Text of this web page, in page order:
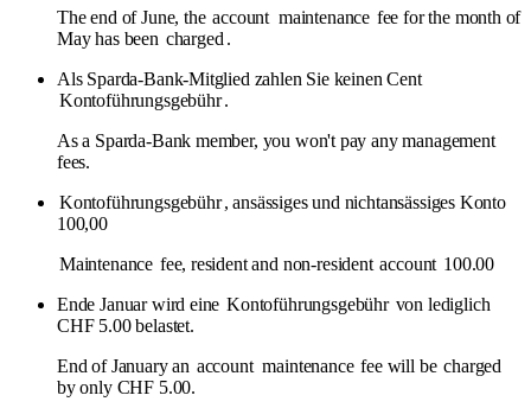
The end of June, the account maintenance fee for the month of
May has been charged .
Als Sparda-Bank-Mitglied zahlen Sie keinen Cent
Kontoführungsgebühr.
As a Sparda-Bank member, you won't pay any management
fees.
Kontoführungsgebühr, ansässiges und nichtansässiges Konto
100,00
Maintenance fee, resident and non-resident account 100.00
Ende Januar wird eine Kontoführungsgebühr von lediglich
CHF 5.00 belastet.
End of January an account maintenance fee will be charged
by only CHF 5.00.